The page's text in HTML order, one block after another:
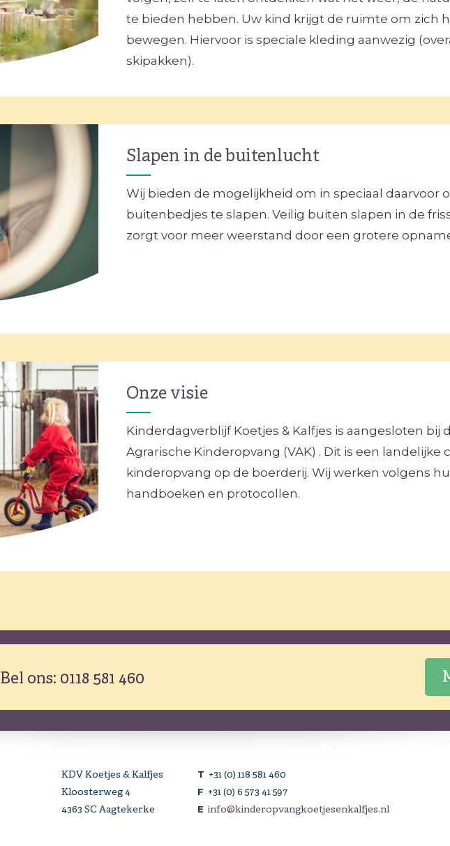
te bieden hebben. Uw kind krijgt de ruimte om zich
bewegen. Hiervoor is speciale kleding aanwezig
skipakken).
Slapen in de buitenlucht
Wij bieden de mogelijkheid om in speciaal daarvoor
buitenbedjes te slapen. Veilig buiten slapen in de
zorgt voor meer weerstand door een grotere
Onze visie
Kinderdagverblijf Koetjes & Kalfjes is aangesloten bij
Agrarische Kinderopvang (VAK) . Dit is een landelijke
kinderopvang op de boerderij. Wij werken volgens
handboeken en protocollen.
Bel ons: 0118 581 460
KDV Koetjes & Kalfjes
Kloosterweg 4
4363 SC Aagtekerke
T +31 (0) 118 581 460
F +31 (0) 6 573 41 597
E info@kinderopvangkoetjesenkalfjes.nl